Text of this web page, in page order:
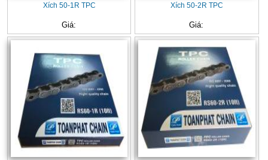
Xích 50-1R TPC
Giá:
Xích 50-2R TPC
Giá: